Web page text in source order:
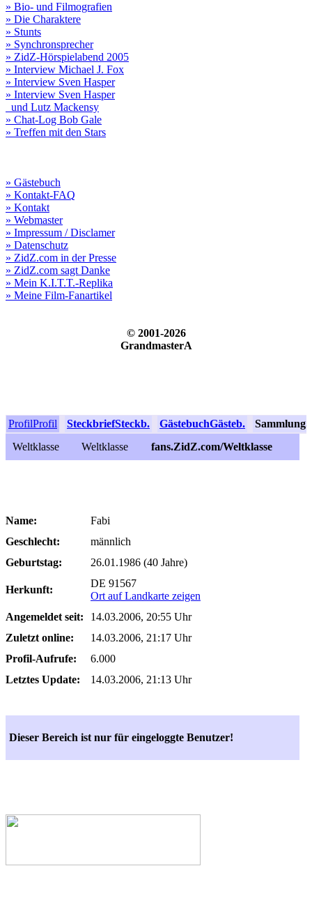
» Bio- und Filmografien
» Die Charaktere
» Stunts
» Synchronsprecher
» ZidZ-Hörspielabend 2005
» Interview Michael J. Fox
» Interview Sven Hasper
» Interview Sven Hasper
und Lutz Mackensy
» Chat-Log Bob Gale
» Treffen mit den Stars
» Gästebuch
» Kontakt-FAQ
» Kontakt
» Webmaster
» Impressum / Disclamer
» Datenschutz
» ZidZ.com in der Presse
» ZidZ.com sagt Danke
» Mein K.I.T.T.-Replika
» Meine Film-Fanartikel
© 2001-2026
GrandmasterA
ProfilProfil SteckbriefSteckb. GästebuchGästeb. Sammlung
Weltklasse
Weltklasse fans.ZidZ.com/Weltklasse
Name:
Fabi
Geschlecht:
männlich
Geburtstag:
26.01.1986 (40 Jahre)
Herkunft:
DE 91567
Ort auf Landkarte zeigen
Angemeldet seit:
14.03.2006, 20:55 Uhr
Zuletzt online:
14.03.2006, 21:17 Uhr
Profil-Aufrufe:
6.000
Letztes Update:
14.03.2006, 21:13 Uhr
Dieser Bereich ist nur für eingeloggte Benutzer!